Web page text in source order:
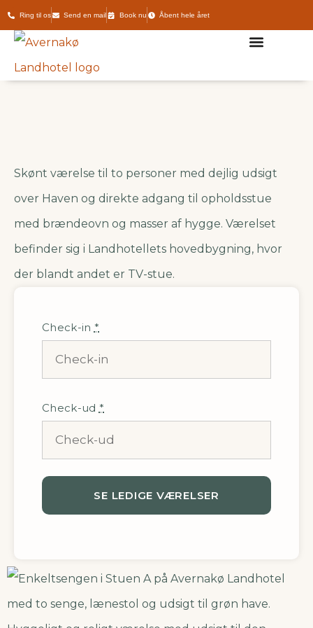
Ring til os Send en mail Book nu Åbent hele året
Skønt værelse til to personer med dejlig udsigt
over Haven og direkte adgang til opholdsstue
med brændeovn og masser af hygge. Værelset
befinder sig i Landhotellets hovedbygning, hvor
der blandt andet er TV-stue.
Check-in *
Check-ud *